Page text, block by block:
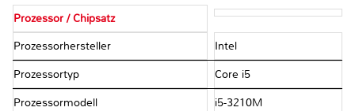
Prozessor / Chipsatz
Prozessorhersteller Intel
Prozessortyp Core i5
Prozessormodell i5-3210M